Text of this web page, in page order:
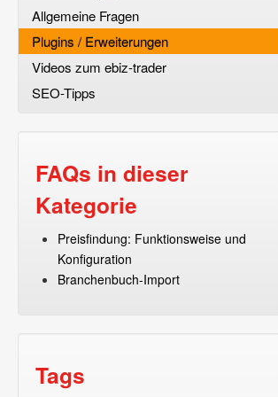
Allgemeine Fragen
Plugins / Erweiterungen
Videos zum ebiz-trader
SEO-Tipps
FAQs in dieser
Kategorie
Preisfindung: Funktionsweise und
Konfiguration
Branchenbuch-Import
Tags